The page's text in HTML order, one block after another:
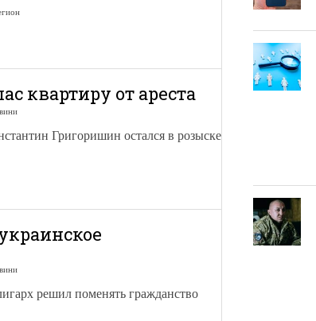
квартиру от ареста
Григоришин остался в розыске
решил поменять гражданство